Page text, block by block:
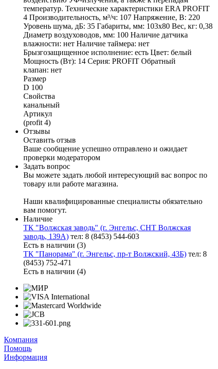
температур. Технические характеристики ERA PROFIT
4 Производительность, м³/ч: 107 Напряжение, В: 220
Уровень шума, дБ: 35 Габариты, мм: 103х80 Вес, кг: 0,38
Диаметр воздуховодов, мм: 100 Наличие датчика
влажности: нет Наличие таймера: нет
Брызгозащищенное исполнение: есть Цвет: белый
Мощность (Вт): 14 Серия: PROFIT Обратный
клапан: нет
Размер
D 100
Свойства
канальный
Артикул
(profit 4)
Отзывы
Оставить отзыв
Ваше сообщение успешно отправлено и ожидает
проверки модератором
Задать вопрос
Вы можете задать любой интересующий вас вопрос по
товару или работе магазина.
Наши квалифицированные специалисты обязательно
вам помогут.
Наличие
ТК "Волжская заводь" (г. Энгельс, СНТ Волжская
заводь, 139А) тел: 8 (8453) 544-603
Есть в наличии (3)
ТК "Панорама" (г. Энгельс, пр-т Волжский, 43Б) тел: 8
(8453) 752-471
Есть в наличии (4)
Компания
Помощь
Информация